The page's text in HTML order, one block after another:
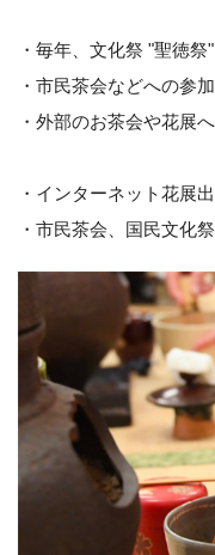
・毎年、文化祭 "聖徳
・市民茶会などへの参
・外部のお茶会や花展
・インターネット花展
・市民茶会、国民文化